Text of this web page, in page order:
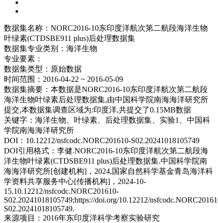
数据集名称： NORC2016-10东印度洋航次第二航段海洋生物
叶绿素(CTDSBE911 plus)后处理数据集
数据集专业类别： 海洋生物
专业要素：
数据集类型： 原始数据
时间范围： 2016-04-22 ~ 2016-05-09
数据集摘要： 本数据是NORC2016-10东印度洋航次第二航段
海洋生物叶绿素后处理数据集,由中国科学院南海海洋研究所
提交,本数据集调查区域为:印度洋,共提交了0.15MB数据
关键字： 海洋生物、叶绿素、后处理数据集、实验1、中国科
学院南海海洋研究所
DOI： 10.12212/nsfcodc.NORC201610-S02.20241018105749
DOI引用格式： 李健.NORC2016-10东印度洋航次第二航段海
洋生物叶绿素(CTDSBE911 plus)后处理数据集.中国科学院南
海海洋研究所[创建机构]，2024,国家自然科学基金青岛海洋科
学资料共享服务中心[传播机构]，2024-10-
15.10.12212/nsfcodc.NORC201610-
S02.20241018105749;https://doi.org/10.12212/
S02.20241018105749.
来源项目： 2016年东印度洋科学考察实验研究